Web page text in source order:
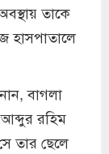
তাকে
হাসপাতালে
বাগলা
আব্দুর রহিম
তার ছেলে